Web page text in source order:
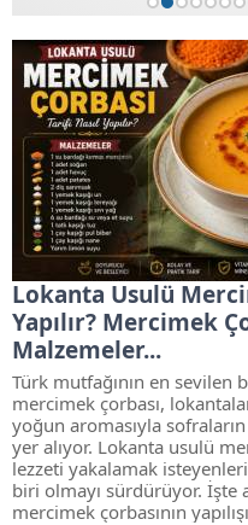
2 3 4 5 6 7 8
Lokanta Usulü
Yapılır? Mercimek
Malzemeler...
Türk mutfağının en sevilen
mercimek çorbası,
yoğun aromasıyla
yer alıyor. Lokanta usulü
lezzeti yakalamak
biri olmayı sürdürüyor. İşte
mercimek çorbasının